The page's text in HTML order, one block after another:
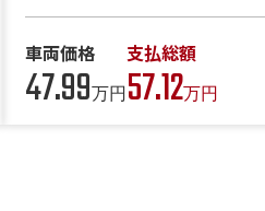
車両価格
47.99万円
支払総額
57.12万円